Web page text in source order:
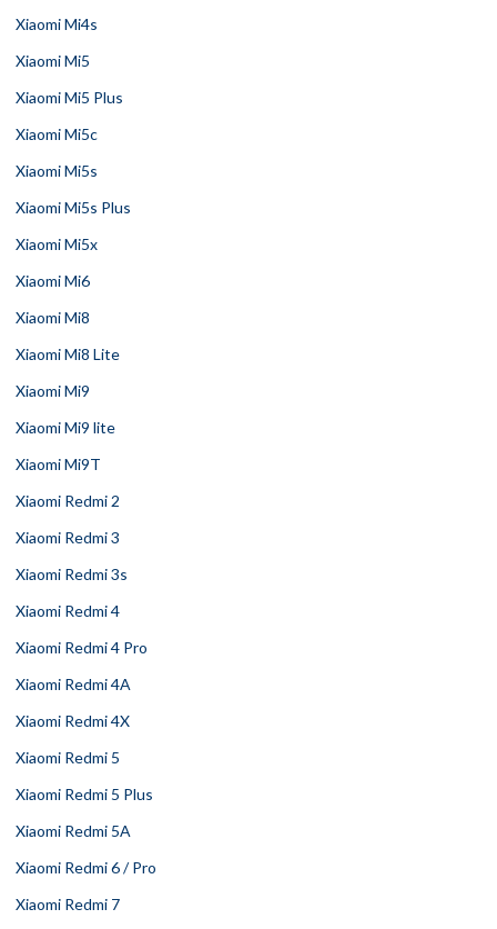
Xiaomi Mi4s
Xiaomi Mi5
Xiaomi Mi5 Plus
Xiaomi Mi5c
Xiaomi Mi5s
Xiaomi Mi5s Plus
Xiaomi Mi5x
Xiaomi Mi6
Xiaomi Mi8
Xiaomi Mi8 Lite
Xiaomi Mi9
Xiaomi Mi9 lite
Xiaomi Mi9T
Xiaomi Redmi 2
Xiaomi Redmi 3
Xiaomi Redmi 3s
Xiaomi Redmi 4
Xiaomi Redmi 4 Pro
Xiaomi Redmi 4A
Xiaomi Redmi 4X
Xiaomi Redmi 5
Xiaomi Redmi 5 Plus
Xiaomi Redmi 5A
Xiaomi Redmi 6 / Pro
Xiaomi Redmi 7